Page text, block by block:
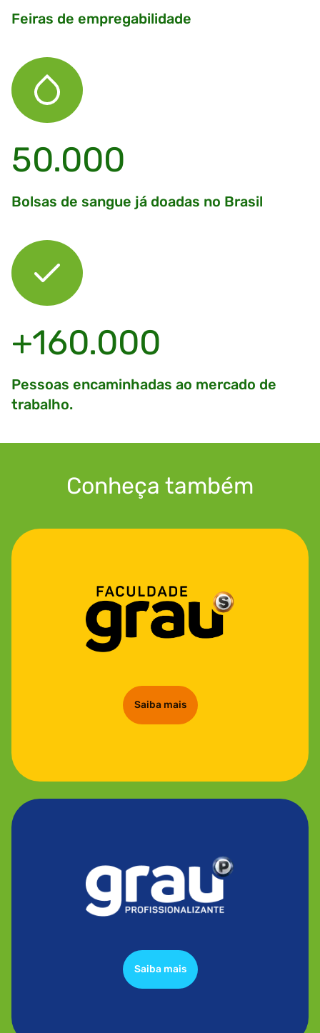
Feiras de empregabilidade
50.000
Bolsas de sangue já doadas no Brasil
+160.000
Pessoas encaminhadas ao mercado de
trabalho.
Conheça também
Saiba mais
Saiba mais